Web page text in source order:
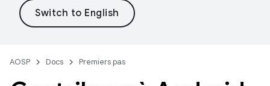
AOSP Docs Premiers pas